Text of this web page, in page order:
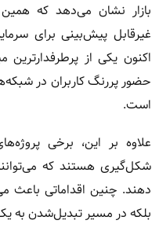
بازار نشان می‌دهد که همین
غیرقابل پیش‌بینی برای
اکنون یکی از
حضور پررنگ کاربران در
است.
علاوه بر این، برخی
شکل‌گیری هستند که
دهند. چنین اقداماتی باعث
بلکه در مسیر تبدیل‌شدن به یک